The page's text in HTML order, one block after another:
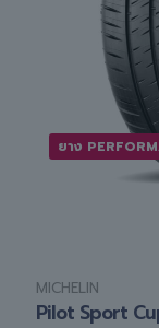
ยาง
MICHELIN
Pilot Sport